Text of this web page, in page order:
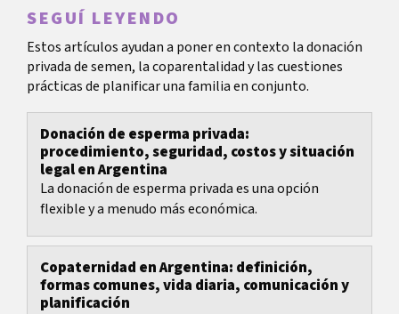
SEGUÍ LEYENDO
Estos artículos ayudan a poner en contexto la donación
privada de semen, la coparentalidad y las cuestiones
prácticas de planificar una familia en conjunto.
Donación de esperma privada:
procedimiento, seguridad, costos y situación
legal en Argentina
La donación de esperma privada es una opción
flexible y a menudo más económica.
Copaternidad en Argentina: definición,
formas comunes, vida diaria, comunicación y
planificación